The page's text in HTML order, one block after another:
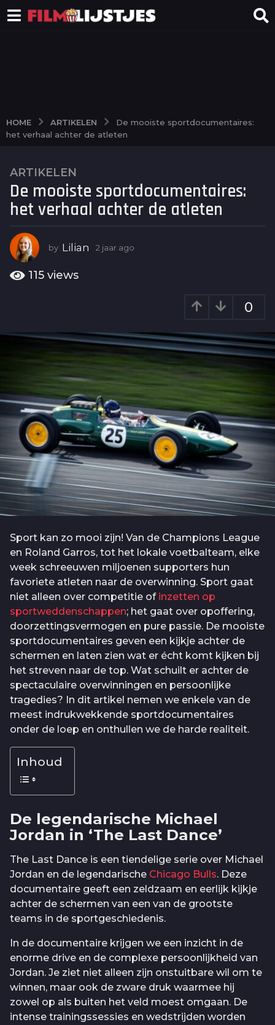
HOME ARTIKELEN
De mooiste sportdocumentaires:
het verhaal achter de atleten
2
j
a
a
a
g
o
a
o
ARTIKELEN
De mooiste sportdocumentaires:
het verhaal achter de atleten
by Lilian 2 jaar ago
115 views
0
Sport kan zo mooi zijn! Van de Champions League
en Roland Garros, tot het lokale voetbalteam, elke
week schreeuwen miljoenen supporters hun
favoriete atleten naar de overwinning. Sport gaat
niet alleen over competitie of inzetten op
sportweddenschappen; het gaat over opoffering,
doorzettingsvermogen en pure passie. De mooiste
sportdocumentaires geven een kijkje achter de
schermen en laten zien wat er écht komt kijken bij
het streven naar de top. Wat schuilt er achter de
spectaculaire overwinningen en persoonlijke
tragedies? In dit artikel nemen we enkele van de
meest indrukwekkende sportdocumentaires
onder de loep en onthullen we de harde realiteit.
Inhoud
De legendarische Michael
Jordan in ‘The Last Dance’
The Last Dance is een tiendelige serie over Michael
Jordan en de legendarische Chicago Bulls. Deze
documentaire geeft een zeldzaam en eerlijk kijkje
achter de schermen van een van de grootste
teams in de sportgeschiedenis.
In de documentaire krijgen we een inzicht in de
enorme drive en de complexe persoonlijkheid van
Jordan. Je ziet niet alleen zijn onstuitbare wil om te
winnen, maar ook de zware druk waarmee hij
zowel op als buiten het veld moest omgaan. De
intense trainingssessies en wedstrijden worden